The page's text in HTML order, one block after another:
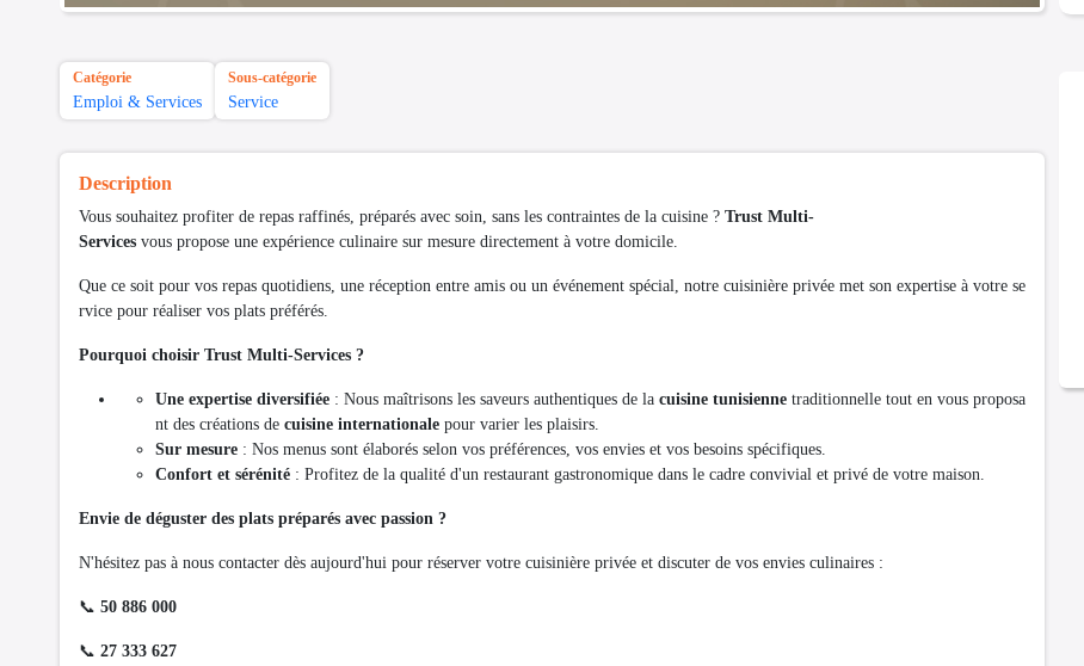
Catégorie
Emploi & Services
Sous-catégorie
Service
Description
Vous souhaitez profiter de repas raffinés, préparés avec soin, sans les contraintes de la cuisine ? Trust Multi-
Services vous propose une expérience culinaire sur mesure directement à votre domicile.
Que ce soit pour vos repas quotidiens, une réception entre amis ou un événement spécial, notre cuisinière privée met son expertise à votre se
rvice pour réaliser vos plats préférés.
Pourquoi choisir Trust Multi-Services ?
Une expertise diversifiée : Nous maîtrisons les saveurs authentiques de la cuisine tunisienne traditionnelle tout en vous proposa
nt des créations de cuisine internationale pour varier les plaisirs.
Sur mesure : Nos menus sont élaborés selon vos préférences, vos envies et vos besoins spécifiques.
Confort et sérénité : Profitez de la qualité d'un restaurant gastronomique dans le cadre convivial et privé de votre maison.
Envie de déguster des plats préparés avec passion ?
N'hésitez pas à nous contacter dès aujourd'hui pour réserver votre cuisinière privée et discuter de vos envies culinaires :
📞 50 886 000
📞 27 333 627